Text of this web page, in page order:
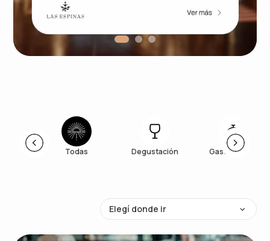
Todas Degustación Gastronomía